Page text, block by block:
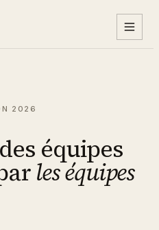
2026
équipes
les équipes